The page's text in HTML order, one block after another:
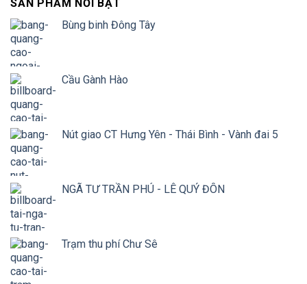
SẢN PHẨM NỔI BẬT
Bùng binh Đông Tây
Cầu Gành Hào
Nút giao CT Hưng Yên - Thái Bình - Vành đai 5
NGÃ TƯ TRẦN PHÚ - LÊ QUÝ ĐÔN
Trạm thu phí Chư Sê